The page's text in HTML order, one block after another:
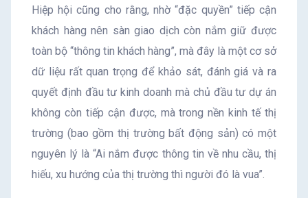
Hiệp hội cũng cho rằng, nhờ “đặc quyền” tiếp cận
khách hàng nên sàn giao dịch còn nắm giữ được
toàn bộ “thông tin khách hàng”, mà đây là một cơ sở
dữ liệu rất quan trọng để khảo sát, đánh giá và ra
quyết định đầu tư kinh doanh mà chủ đầu tư dự án
không còn tiếp cận được, mà trong nền kinh tế thị
trường (bao gồm thị trường bất động sản) có một
nguyên lý là “Ai nắm được thông tin về nhu cầu, thị
hiếu, xu hướng của thị trường thì người đó là vua”.